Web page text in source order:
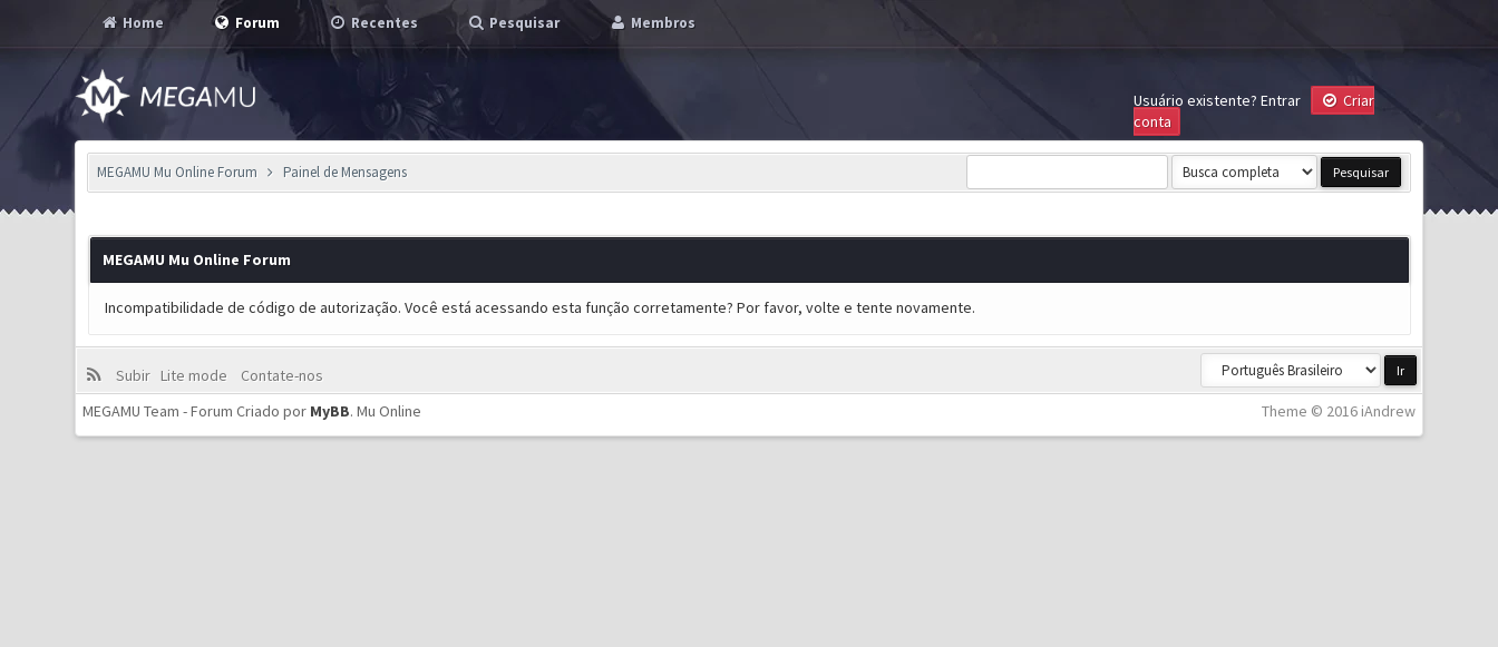
Home Forum Recentes Pesquisar Membros
Usuário existente? Entrar
Criar
conta
MEGAMU Mu Online Forum Painel de Mensagens
MEGAMU Mu Online Forum
Incompatibilidade de código de autorização. Você está acessando esta função corretamente? Por favor, volte e tente novamente.
Subir Lite mode
Contate-nos
Theme © 2016 iAndrew
MEGAMU Team - Forum Criado por MyBB.Mu Online